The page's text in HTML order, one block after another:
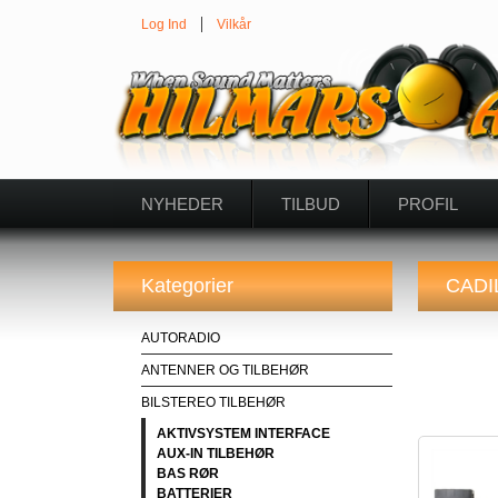
Log Ind Vilkår
NYHEDER TILBUD PROFIL
Kategorier
AUTORADIO
ANTENNER OG TILBEHØR
BILSTEREO TILBEHØR
AKTIVSYSTEM INTERFACE
AUX-IN TILBEHØR
BAS RØR
BATTERIER